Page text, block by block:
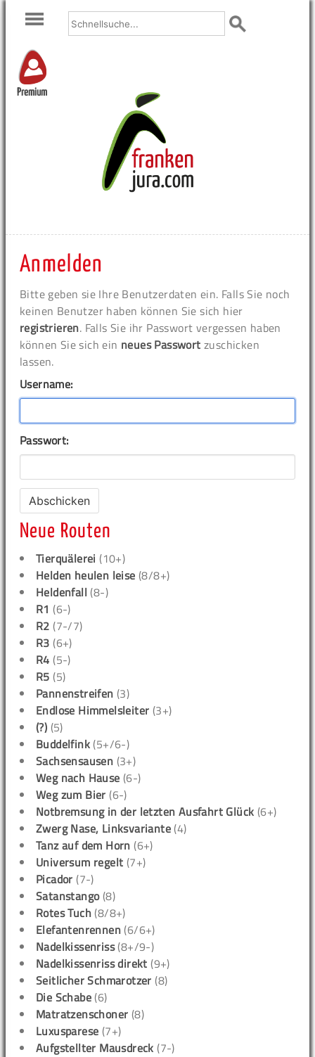
Premium
Anmelden
Bitte geben sie Ihre Benutzerdaten ein. Falls Sie noch
keinen Benutzer haben können Sie sich hier
registrieren. Falls Sie ihr Passwort vergessen haben
können Sie sich ein neues Passwort zuschicken
lassen.
Username:
Passwort:
Neue Routen
Tierquälerei (10+)
Helden heulen leise (8/8+)
Heldenfall (8-)
R1 (6-)
R2 (7-/7)
R3 (6+)
R4 (5-)
R5 (5)
Pannenstreifen (3)
Endlose Himmelsleiter (3+)
(?) (5)
Buddelfink (5+/6-)
Sachsensausen (3+)
Weg nach Hause (6-)
Weg zum Bier (6-)
Notbremsung in der letzten Ausfahrt Glück (6+)
Zwerg Nase, Linksvariante (4)
Tanz auf dem Horn (6+)
Universum regelt (7+)
Picador (7-)
Satanstango(8)
Rotes Tuch (8/8+)
Elefantenrennen (6/6+)
Nadelkissenriss(8+/9-)
Nadelkissenriss direkt (9+)
Seitlicher Schmarotzer (8)
Die Schabe (6)
Matratzenschoner (8)
Luxusparese (7+)
Aufgstellter Mausdreck (7-)